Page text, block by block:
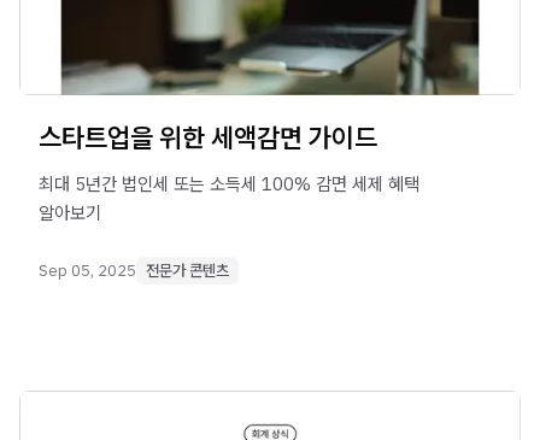
스타트업을 위한 세액감면 가이드
최대 5년간 법인세 또는 소득세 100% 감면 세제 혜택
알아보기
Sep 05, 2025 전문가 콘텐츠